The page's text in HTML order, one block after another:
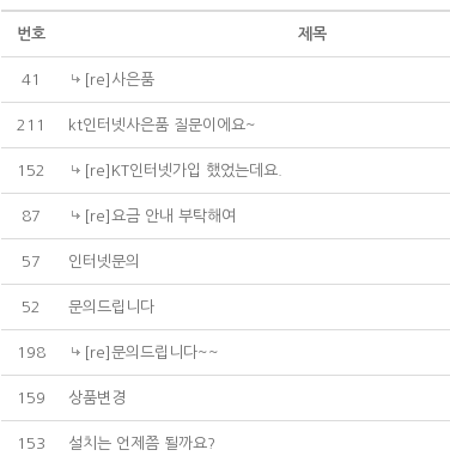
번호 제목
41 [re]사은품
211 kt인터넷사은품 질문이에요~
152 [re]KT인터넷가입 했었는데요.
87 [re]요금 안내 부탁해여
57 인터넷문의
52 문의드립니다
198 [re]문의드립니다~~
159 상품변경
153 설치는 언제쯤 될까요?